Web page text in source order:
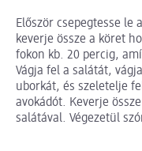
Először csepegtesse le
keverje össze a köret
fokon kb. 20 percig,
Vágja fel a salátát,
uborkát, és szeletelje
avokádót. Keverje
salátával. Végezetül